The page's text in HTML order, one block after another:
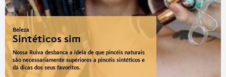
Beleza
Sintéticos sim
Nossa Ruiva desbanca a ideia de que pincéis naturais
são necessariamente superiores a pincéis sintéticos e
dá dicas dos seus favoritos.